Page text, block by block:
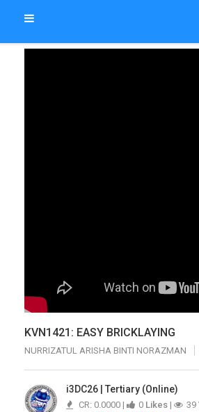
KVN1421: EASY BRICKLAYING
NURRIZATUL ARISHA BINTI NORAZMAN
i3DC26 | Tertiary (Online)
CR: 0.0000 | 0Likes| 39